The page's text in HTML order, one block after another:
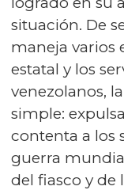
situación. De
maneja varios
estatal y los
venezolanos,
simple:
contenta a los
guerra
del fiasco y de